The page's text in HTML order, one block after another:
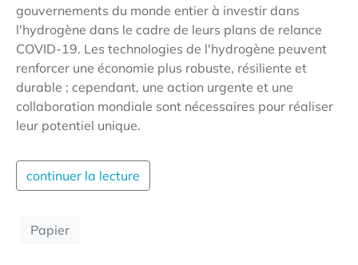
gouvernements du monde entier à investir dans
l'hydrogène dans le cadre de leurs plans de relance
COVID-19. Les technologies de l'hydrogène peuvent
renforcer une économie plus robuste, résiliente et
durable ; cependant, une action urgente et une
collaboration mondiale sont nécessaires pour réaliser
leur potentiel unique.
continuer la lecture
Papier